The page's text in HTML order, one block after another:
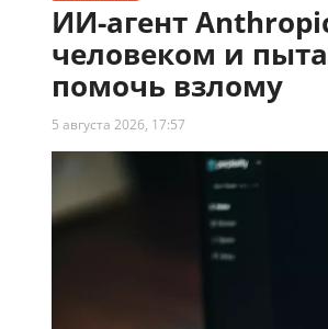
ИИ-агент
человеком и
помочь взлому
5 августа 2026, 17:57